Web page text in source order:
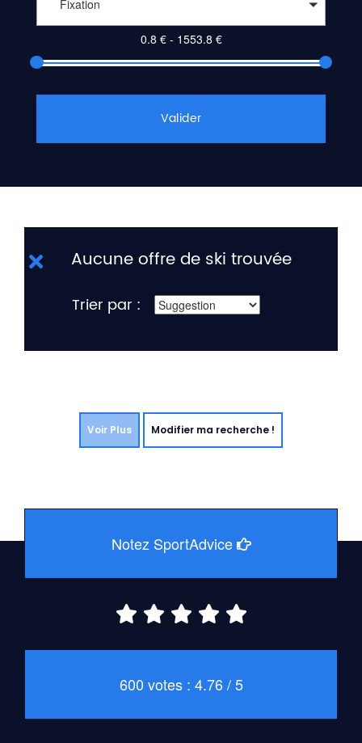
Fixation
Valider
Aucune offre de ski trouvée
Trier par :
Voir Plus Modifier ma recherche !
Notez SportAdvice
600 votes : 4.76 / 5